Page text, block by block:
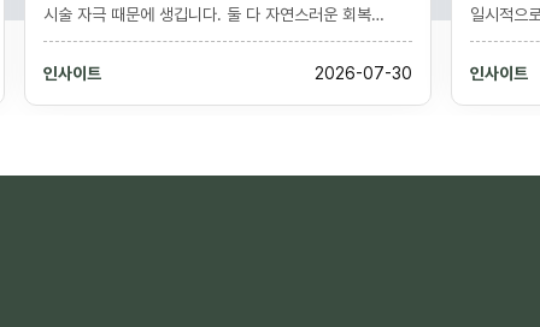
시술 자극 때문에 생깁니다. 둘 다 자연스러운 회복
과정으로 대개 멍은 1-2주, 붓기는 며칠에서 2주 내에
가라앉습니다. 냉찜질, 아르니카, 격렬한 운동·음주
인사이트 2026-07-30
일시적으
다듬는 시
6개월 지
인사이트